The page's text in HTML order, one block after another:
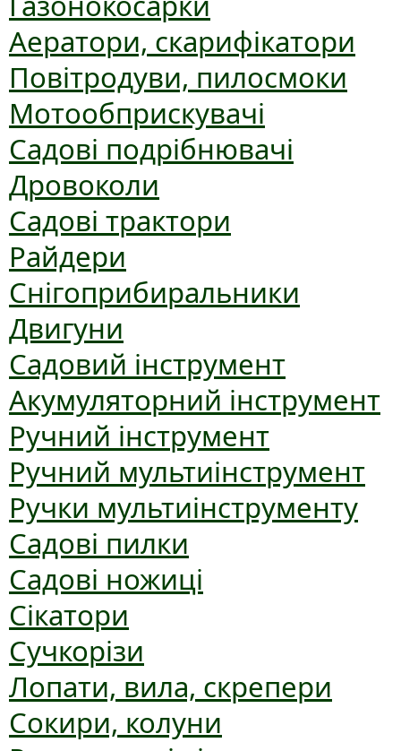
Аератори, скарифікатори
Повітродуви, пилосмоки
Мотообприскувачі
Садові подрібнювачі
Дровоколи
Садові трактори
Райдери
Снігоприбиральники
Двигуни
Садовий інструмент
Акумуляторний інструмент
Ручний інструмент
Ручний мультиінструмент
Ручки мультиінструменту
Садові пилки
Садові ножиці
Сікатори
Сучкорізи
Лопати, вила, скрепери
Сокири, колуни